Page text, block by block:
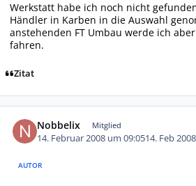
Werkstatt habe ich noch nicht
Händler in Karben in die Auswahl
anstehenden FT Umbau werde ich
fahren.
Zitat
Nobbelix Mitglied
14. Februar 2008 um 09:0514. Feb 2008
AUTOR